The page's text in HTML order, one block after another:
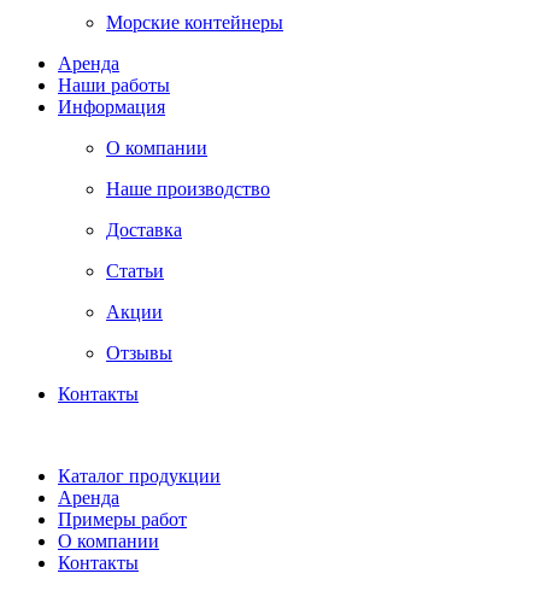
Морские контейнеры
Аренда
Наши работы
Информация
О компании
Наше производство
Доставка
Статьи
Акции
Отзывы
Контакты
Каталог продукции
Аренда
Примеры работ
О компании
Контакты